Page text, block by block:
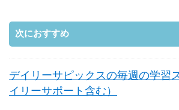
次におすすめ
デイリーサピックスの毎週の学習
イリーサポート含む）